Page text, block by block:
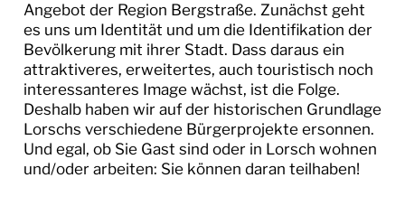
Angebot der Region Bergstraße. Zunächst geht
es uns um Identität und um die Identifikation der
Bevölkerung mit ihrer Stadt. Dass daraus ein
attraktiveres, erweitertes, auch touristisch noch
interessanteres Image wächst, ist die Folge.
Deshalb haben wir auf der historischen Grundlage
Lorschs verschiedene Bürgerprojekte ersonnen.
Und egal, ob Sie Gast sind oder in Lorsch wohnen
und/oder arbeiten: Sie können daran teilhaben!